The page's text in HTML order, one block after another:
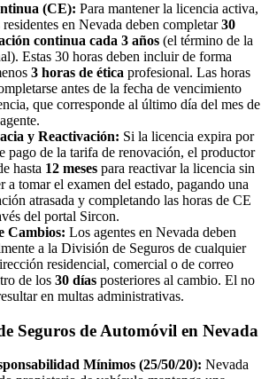
(CE): Para mantener la licencia activa,
en Nevada deben completar30
continua cada 3 años (el término de la
Estas 30 horas deben incluir de forma
3 horas de ética profesional. Las horas
antes de la fecha de vencimiento
que corresponde al último día del mes de
y Reactivación: Si la licencia expira por
pago de la tarifa de renovación, el productor
hasta 12 meses para reactivar la licencia sin
a tomar el examen del estado, pagando una
atrasada y completando las horas de CE
del portal Sircon.
Cambios: Los agentes en Nevada deben
a la División de Seguros de cualquier
residencial, comercial o de correo
de los 30 días posteriores al cambio. El no
en multas administrativas.
Seguros de Automóvil en Nevada
Mínimos (25/50/20): Nevada